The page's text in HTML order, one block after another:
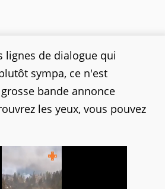
lignes de dialogue qui
sympa, ce n'est
bande annonce
les yeux, vous pouvez